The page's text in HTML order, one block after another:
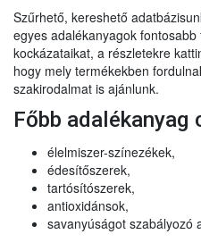
Szűrhető, kereshető
egyes adalékanyagok
kockázataikat, a részletekre
hogy mely termékekben
szakirodalmat is ajánlunk.
Főbb
élelmiszer-színezékek,
édesítőszerek,
tartósítószerek,
antioxidánsok,
savanyúságot szabályozó